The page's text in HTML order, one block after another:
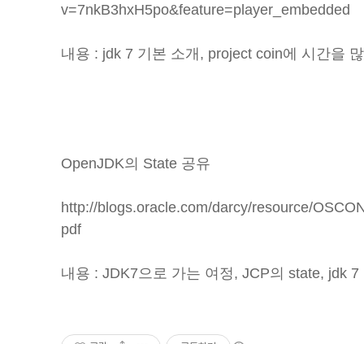
v=7nkB3hxH5po&feature=player_embedded
내용 : jdk 7 기본 소개, project coin에 시간을
OpenJDK의 State 공유
http://blogs.oracle.com/darcy/resource/
pdf
내용 : JDK7으로 가는 여정, JCP의 state, jdk